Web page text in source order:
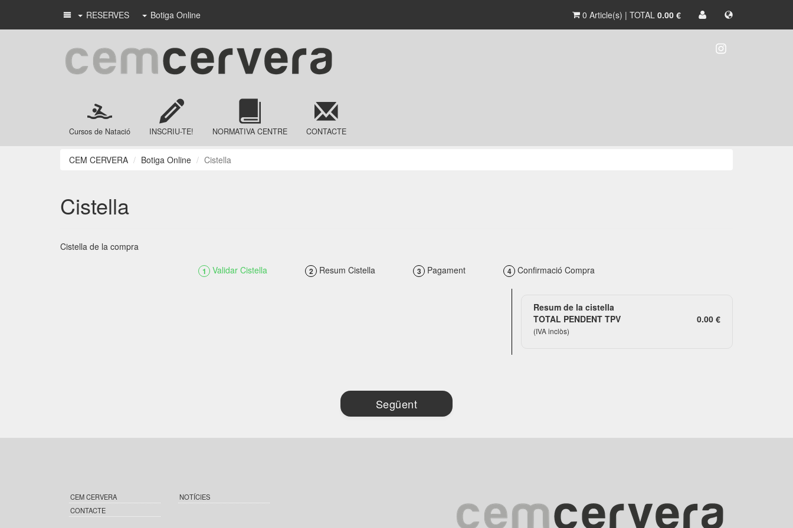
RESERVES Botiga Online 0 Article(s) | TOTAL 0.00 €
Cursos de Natació INSCRIU-TE! NORMATIVA CENTRE CONTACTE
CEM CERVERA Botiga Online Cistella
Cistella
Cistella de la compra
1 Validar Cistella 2 Resum Cistella 3 Pagament 4 Confirmació Compra
Resum de la cistella
TOTAL PENDENT TPV
(IVA inclòs)
0.00 €
Següent
CEM CERVERA
CONTACTE
NOTÍCIES